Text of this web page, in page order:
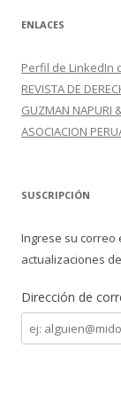
ENLACES
Perfil de LinkedIn
REVISTA DE
GUZMAN NAPURI
ASOCIACION
SUSCRIPCIÓN
Ingrese su correo
actualizaciones
Dirección de
Dirección
de
correo